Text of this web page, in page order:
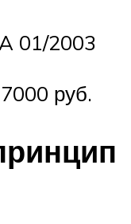
01/2003
руб.